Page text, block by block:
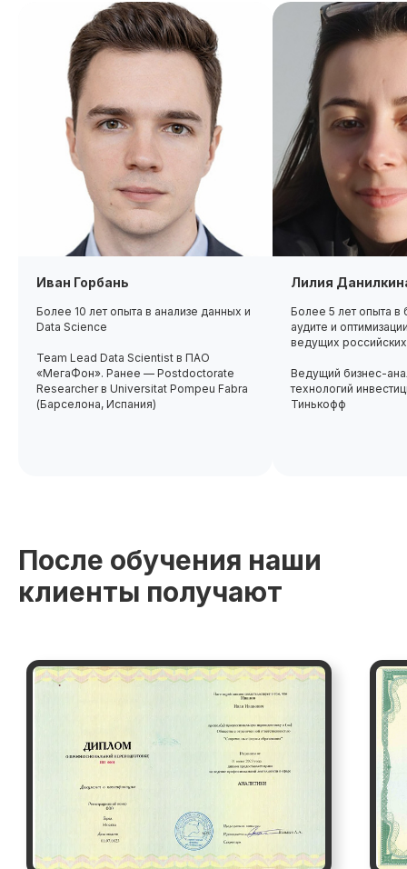
Иван Горбань
Более 10 лет опыта в анализе данных и
Data Science
Team Lead Data Scientist в ПАО
«МегаФон». Ранее — Postdoctorate
Researcher в Universitat Pompeu Fabra
(Барселона, Испания)
Лилия
Более 5 лет опыта в
аудите и
ведущих
Ведущий бизнес-
технологий
Тинькофф
После обучения наши
клиенты получают